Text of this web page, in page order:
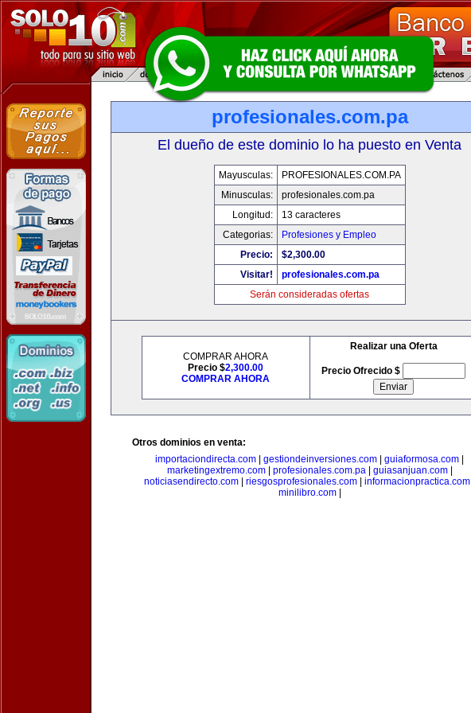
profesionales.com.pa
El dueño de este dominio lo ha puesto en Venta
Mayusculas:
PROFESIONALES.COM.PA
Minusculas:
profesionales.com.pa
Longitud:
13 caracteres
Categorias:
Profesiones y Empleo
Precio:
$2,300.00
Visitar!
profesionales.com.pa
Serán consideradas ofertas
COMPRAR AHORA
Precio $2,300.00
COMPRAR AHORA
Realizar una Oferta
Precio Ofrecido $
Otros dominios en venta:
importaciondirecta.com
gestiondeinversiones.com guiaformosa.com
marketingextremo.com| profesionales.com.pa| guiasanjuan.com|
noticiasendirecto.com
riesgosprofesionales.com informacionpractica.com
minilibro.com|